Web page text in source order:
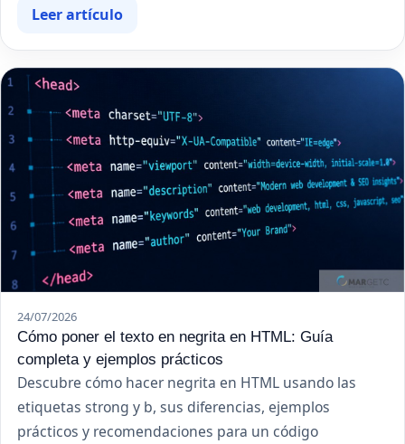
Leer artículo
24/07/2026
Cómo poner el texto en negrita en HTML: Guía
completa y ejemplos prácticos
Descubre cómo hacer negrita en HTML usando las
etiquetas strong y b, sus diferencias, ejemplos
prácticos y recomendaciones para un código